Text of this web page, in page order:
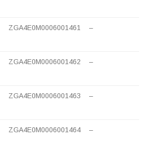
ZGA4E0M0006001461 –
ZGA4E0M0006001462 –
ZGA4E0M0006001463 –
ZGA4E0M0006001464 –